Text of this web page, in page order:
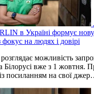
в Україні формує нову
на людях і довірі
можливість
Білорусі вже з 1 жовтня.
посиланням на свої